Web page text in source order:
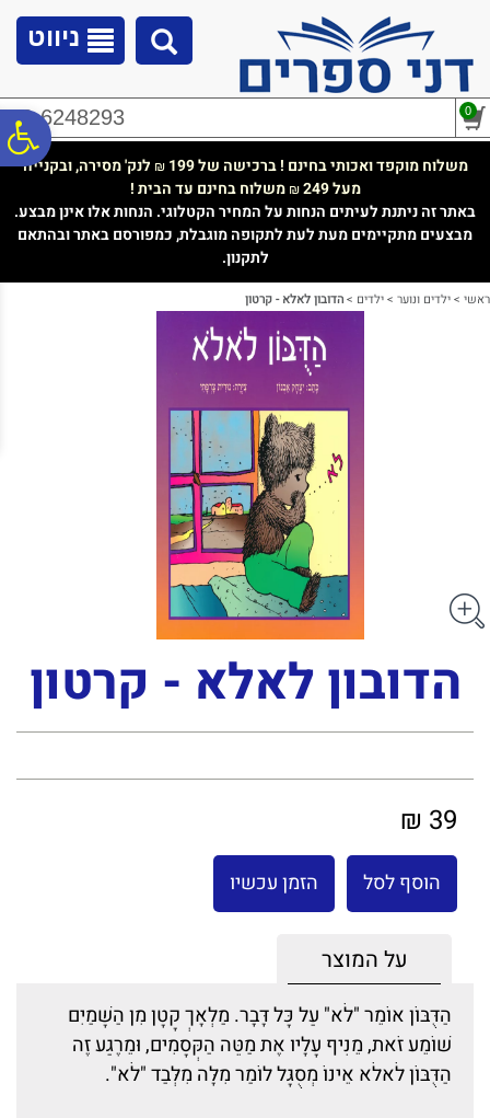
נגישות
ניווט
02-6248293 0
משלוח מוקפד ואכותי בחינם ! ברכישה של 199 ₪ לנק' מסירה, ובקנייה
מעל 249
₪משלוח בחינם עד הבית !
באתר זה ניתנת לעיתים הנחות על המחיר הקטלוגי. הנחות אלו אינן מבצע.
מבצעים מתקיימים מעת לעת לתקופה מוגבלת, כמפורסם באתר ובהתאם
לתקנון.
ראשי >ילדים ונוער >ילדים >הדובון לאלא - קרטון
הדובון לאלא - קרטון
39 ₪
הוסף לסל הזמן עכשיו
על המוצר
הַדֻּבּוֹן אוֹמֵר "לֹא" עַל כָּל דָּבָר. מַלְאָךְ קָטָן מִן הַשָּׁמַיִם
שׁוֹמֵע זֹאת, מֵנִיף עָלָיו אֶת מַטֵּה הַקְּסָמִים, וּמֵרֶגַע זֶה
הַדֻּבּוֹן לֹאלֹא אֵינוֹ מְסֻגָּל לוֹמַר מִלָּה מִלְּבַד "לֹא".